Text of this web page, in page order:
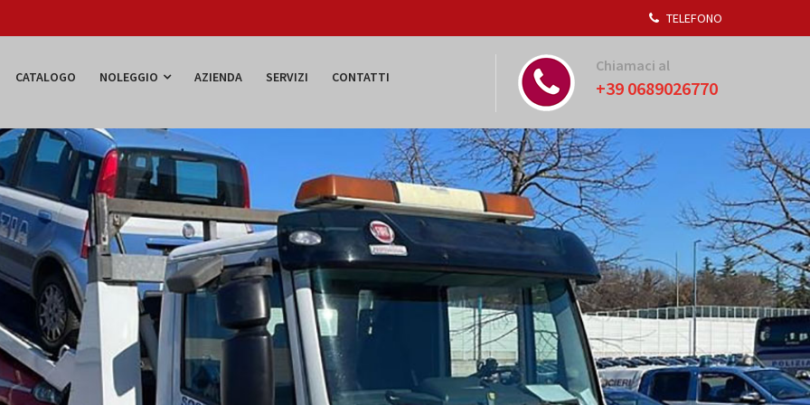
TELEFONO
CATALOGO NOLEGGIO AZIENDA SERVIZI CONTATTI
Chiamaci al
+39 0689026770